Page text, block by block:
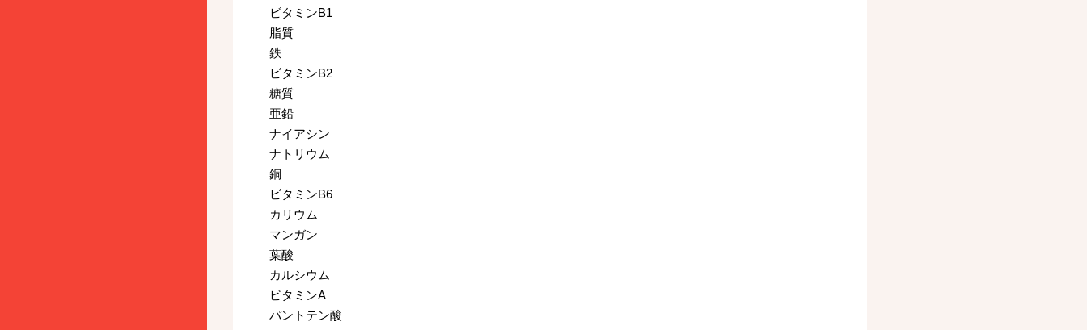
ビタミンB1
脂質
鉄
ビタミンB2
糖質
亜鉛
ナイアシン
ナトリウム
銅
ビタミンB6
カリウム
マンガン
葉酸
カルシウム
ビタミンA
パントテン酸